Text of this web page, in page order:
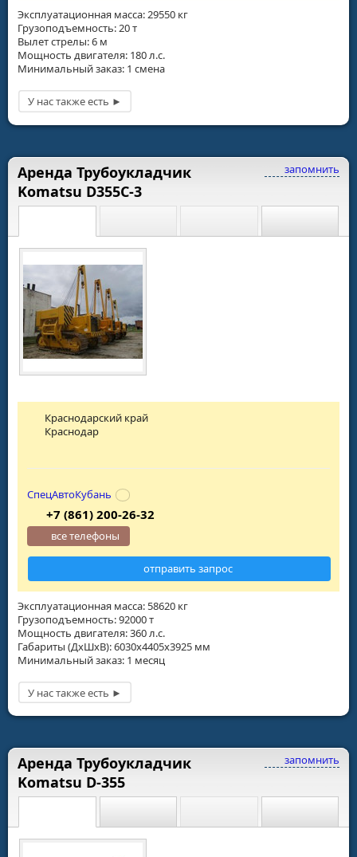
Эксплуатационная масса: 29550 кг
Грузоподъемность: 20 т
Вылет стрелы: 6 м
Мощность двигателя: 180 л.с.
Минимальный заказ: 1 смена
запомнить
Аренда Трубоукладчик
Komatsu D355C-3
Эксплуатационная масса: 58620 кг
Грузоподъемность: 92000 т
Мощность двигателя: 360 л.с.
Габариты (ДхШхВ): 6030х4405х3925 мм
Минимальный заказ: 1 месяц
Краснодарский край
Краснодар
СпецАвтоКубань
+7 (861) 200-26-32
все телефоны
отправить запрос
запомнить
Аренда Трубоукладчик
Komatsu D-355